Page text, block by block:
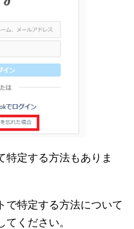
特定する方法もありま
で特定する方法について
ください。